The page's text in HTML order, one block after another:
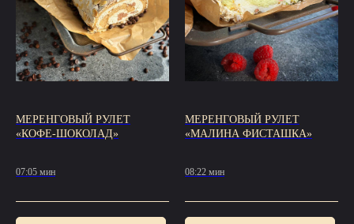
МЕРЕНГОВЫЙ РУЛЕТ
«КОФЕ-ШОКОЛАД»
07:05 мин
МЕРЕНГОВЫЙ РУЛЕТ
«МАЛИНА ФИСТАШКА»
08:22 мин